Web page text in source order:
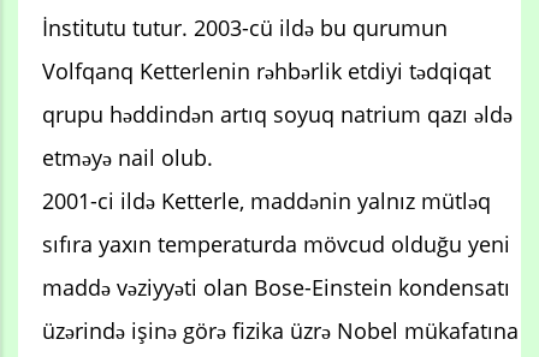
İnstitutu tutur. 2003-cü ildə bu qurumun
Volfqanq Ketterlenin rəhbərlik etdiyi tədqiqat
qrupu həddindən artıq soyuq natrium qazı əldə
etməyə nail olub.
2001-ci ildə Ketterle, maddənin yalnız mütləq
sıfıra yaxın temperaturda mövcud olduğu yeni
maddə vəziyyəti olan Bose-Einstein kondensatı
üzərində işinə görə fizika üzrə Nobel mükafatına